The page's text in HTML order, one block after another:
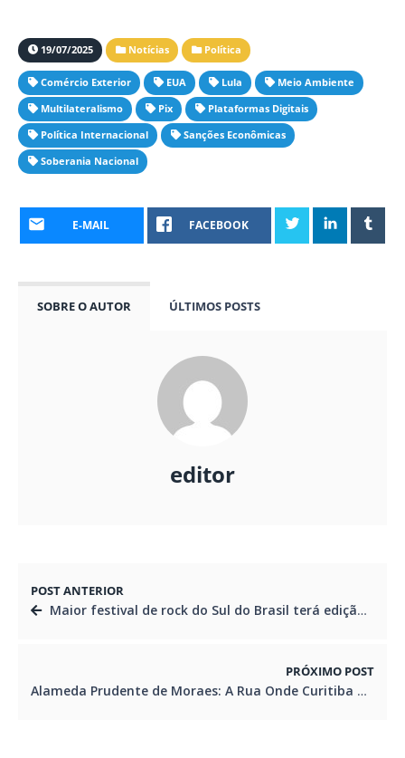
19/07/2025 Notícias Política
Comércio Exterior EUA Lula
Meio Ambiente
Multilateralismo
Pix
Plataformas Digitais
Política Internacional
Sanções Econômicas
Soberania Nacional
E-MAIL FACEBOOK
SOBRE O AUTOR ÚLTIMOS POSTS
editor
POST ANTERIOR
Maior festival de rock do Sul do Brasil terá edição histórica em 2025, com mais de 30 atrações
PRÓXIMO POST
Alameda Prudente de Moraes: A Rua Onde Curitiba Celebra a Vida – Tradição, Cultura e o Novo Coração Gastronômico e Criativo da Cidade